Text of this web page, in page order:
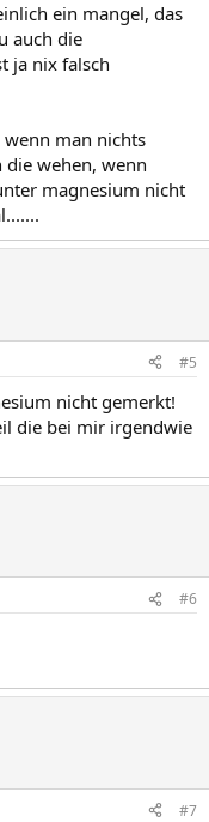
ein mangel, das
auch die
ja nix falsch
man nichts
wehen, wenn
magnesium nicht
#5
nicht gemerkt!
die bei mir irgendwie
#6
#7